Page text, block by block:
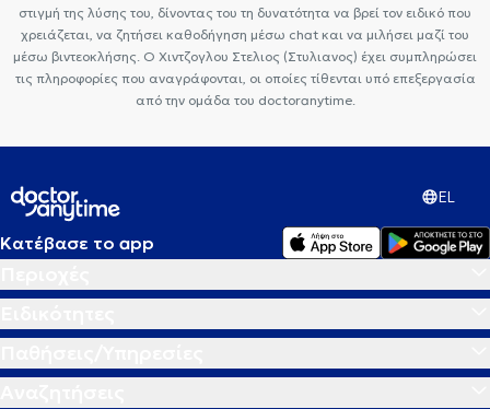
στιγμή της λύσης του, δίνοντας του τη δυνατότητα να βρεί τον ειδικό που
χρειάζεται, να ζητήσει καθοδήγηση μέσω chat και να μιλήσει μαζί του
μέσω βιντεοκλήσης. Ο Χιντζογλου Στελιος (Στυλιανος) έχει συμπληρώσει
τις πληροφορίες που αναγράφονται, οι οποίες τίθενται υπό επεξεργασία
από την ομάδα του doctoranytime.
EL
Κατέβασε το app